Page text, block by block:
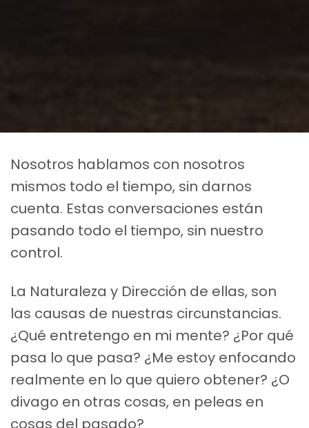
Nosotros hablamos con nosotros
mismos todo el tiempo, sin darnos
cuenta. Estas conversaciones están
pasando todo el tiempo, sin nuestro
control.
La Naturaleza y Dirección de ellas, son
las causas de nuestras circunstancias.
¿Qué entretengo en mi mente? ¿Por qué
pasa lo que pasa? ¿Me estoy enfocando
realmente en lo que quiero obtener? ¿O
divago en otras cosas, en peleas en
cosas del pasado?